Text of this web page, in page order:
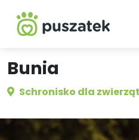
Bunia
Schronisko dla